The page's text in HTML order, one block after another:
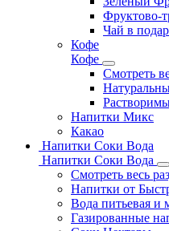
Фруктово-
Чай в
Кофе
Кофе
Смотреть
Напитки Микс
Какао
Напитки Соки Вода
Напитки Соки Вода
Смотреть весь
Напитки от
Вода питьевая и
Газированные